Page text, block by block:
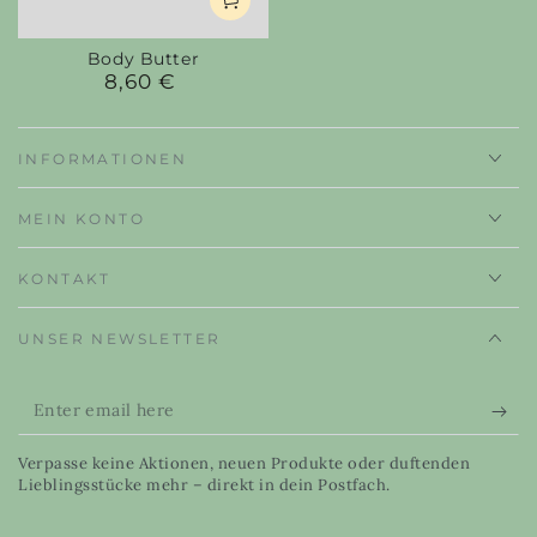
Body Butter
Regular
8,60 €
INFORMATIONEN
MEIN KONTO
KONTAKT
UNSER NEWSLETTER
Enter
email
here
Verpasse keine Aktionen, neuen Produkte oder duftenden
Lieblingsstücke mehr – direkt in dein Postfach.